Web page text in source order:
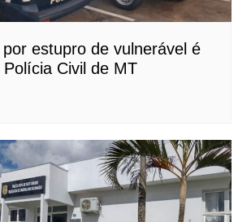
estupro de vulnerável é
Civil de MT